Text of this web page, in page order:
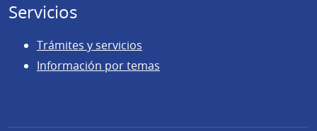
Servicios
Trámites y servicios
Información por temas